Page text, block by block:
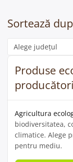
Sortează
Categorie
Produse
Agricultura
biodiversitatea,
climatice. Alege
pentru mediu.